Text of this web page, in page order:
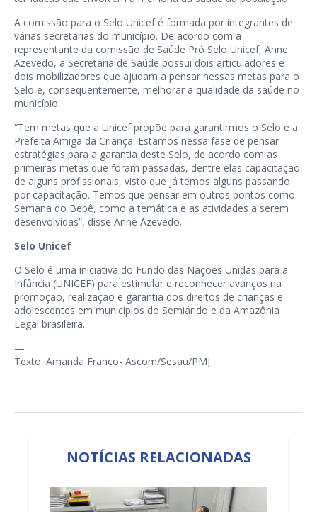
A comissão para o Selo Unicef é formada por integrantes de
várias secretarias do município. De acordo com a
representante da comissão de Saúde Pró Selo Unicef, Anne
Azevedo, a Secretaria de Saúde possui dois articuladores e
dois mobilizadores que ajudam a pensar nessas metas para o
Selo e, consequentemente, melhorar a qualidade da saúde no
município.
“Tem metas que a Unicef propõe para garantirmos o Selo e a
Prefeita Amiga da Criança. Estamos nessa fase de pensar
estratégias para a garantia deste Selo, de acordo com as
primeiras metas que foram passadas, dentre elas capacitação
de alguns profissionais, visto que já temos alguns passando
por capacitação. Temos que pensar em outros pontos como
Semana do Bebê, como a temática e as atividades a serem
desenvolvidas”, disse Anne Azevedo.
Selo Unicef
O Selo é uma iniciativa do Fundo das Nações Unidas para a
Infância (UNICEF) para estimular e reconhecer avanços na
promoção, realização e garantia dos direitos de crianças e
adolescentes em municípios do Semiárido e da Amazônia
Legal brasileira.
—
Texto: Amanda Franco- Ascom/Sesau/PMJ
NOTÍCIAS RELACIONADAS